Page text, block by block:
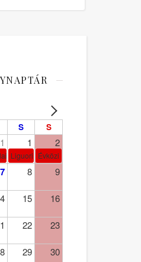
S S
1 2
Péter
Szent Ignác
Liguori Szent Alfonz pk-et.
Évközi 18. vasárnap
7 8 9
15 16
22 23
29 30